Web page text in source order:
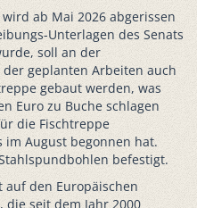
ab Mai 2026 abgerissen
Unterlagen des Senats
soll an der
geplanten Arbeiten auch
gebaut werden, was
Euro zu Buche schlagen
die Fischtreppe
August begonnen hat.
befestigt.
auf den Europäischen
die seit dem Jahr 2000